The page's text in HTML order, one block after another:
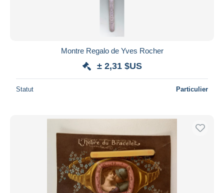
Montre Regalo de Yves Rocher
± 2,31 $US
Statut Particulier